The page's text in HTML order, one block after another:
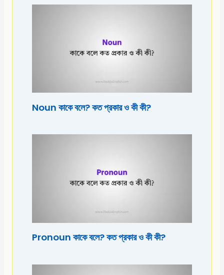
Noun কাকে বলে? কত প্রকার ও কী কী?
Pronoun কাকে বলে? কত প্রকার ও কী কী?